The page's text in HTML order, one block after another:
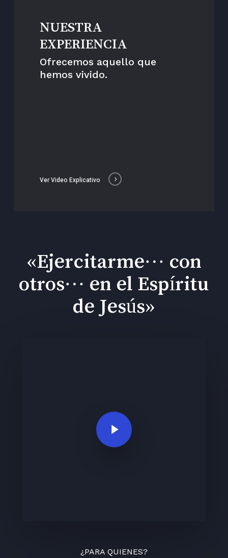
NUESTRA
EXPERIENCIA
Ofrecemos aquello que
hemos vivido.
Ver Video Explicativo
«Ejercitarme… con
otros… en el Espíritu
de Jesús»
Play Video
¿PARA QUIENES?